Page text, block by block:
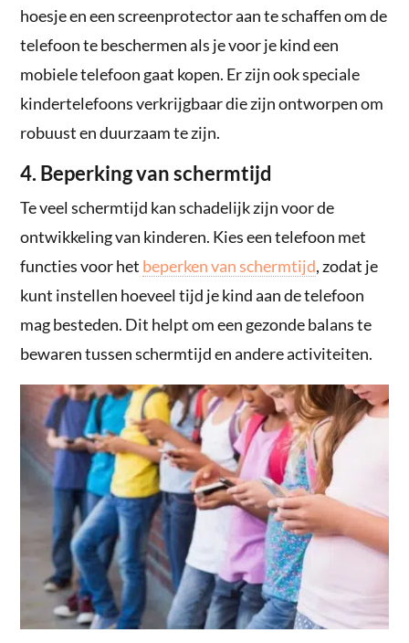
hoesje en een screenprotector aan te schaffen om de
telefoon te beschermen als je voor je kind een
mobiele telefoon gaat kopen. Er zijn ook speciale
kindertelefoons verkrijgbaar die zijn ontworpen om
robuust en duurzaam te zijn.
4. Beperking van schermtijd
Te veel schermtijd kan schadelijk zijn voor de
ontwikkeling van kinderen. Kies een telefoon met
functies voor het beperken van schermtijd, zodat je
kunt instellen hoeveel tijd je kind aan de telefoon
mag besteden. Dit helpt om een gezonde balans te
bewaren tussen schermtijd en andere activiteiten.